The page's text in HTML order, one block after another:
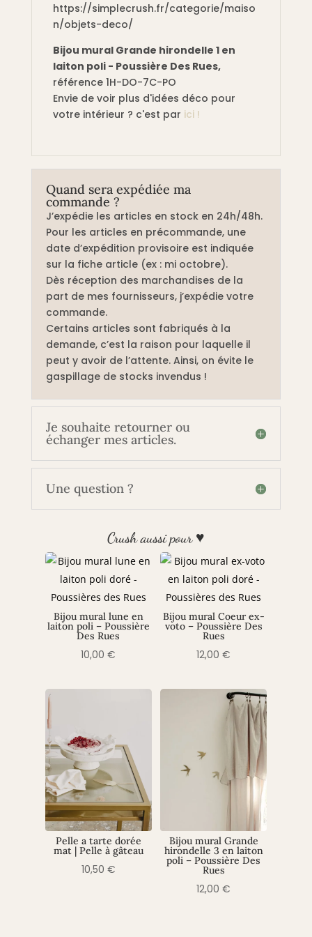
https://simplecrush.fr/categorie/maiso
n/objets-deco/
Bijou mural Grande hirondelle 1 en
laiton poli - Poussière Des Rues,
référence 1H-DO-7C-PO
Envie de voir plus d'idées déco pour
votre intérieur ? c'est par ici !
Quand sera expédiée ma
commande ?
J’expédie les articles en stock en 24h/48h.
Pour les articles en précommande, une
date d’expédition provisoire est indiquée
sur la fiche article (ex : mi octobre).
Dès réception des marchandises de la
part de mes fournisseurs, j’expédie votre
commande.
Certains articles sont fabriqués à la
demande, c’est la raison pour laquelle il
peut y avoir de l’attente. Ainsi, on évite le
gaspillage de stocks invendus !
Je souhaite retourner ou
échanger mes articles.
Une question ?
Crush aussi pour ♥
Bijou mural lune en
laiton poli – Poussière
Des Rues
10,00€
Bijou mural Coeur ex-
voto – Poussière Des
Rues
12,00€
Pelle a tarte dorée
mat | Pelle à gâteau
10,50 €
Bijou mural Grande
hirondelle 3 en laiton
poli – Poussière Des
Rues
12,00€